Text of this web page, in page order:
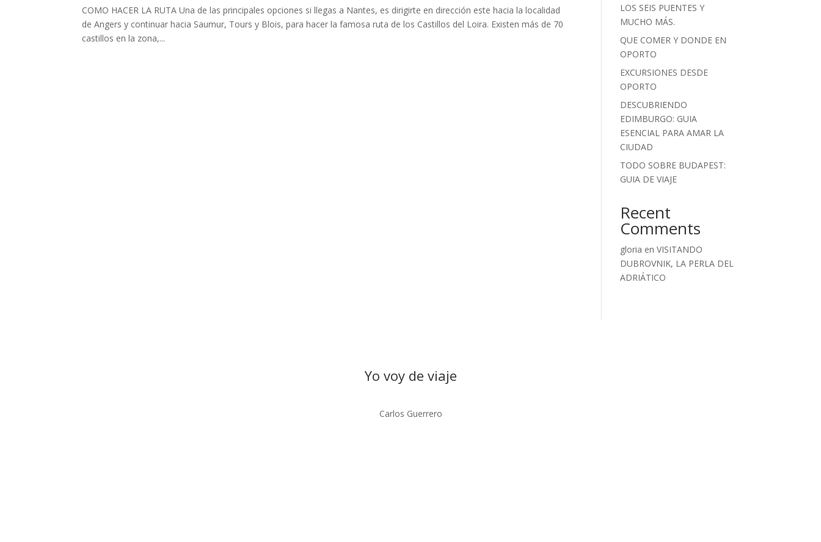
COMO HACER LA RUTA Una de las principales opciones si llegas a Nantes, es dirigirte en dirección este hacia la localidad
de Angers y continuar hacia Saumur, Tours y Blois, para hacer la famosa ruta de los Castillos del Loira. Existen más de 70
castillos en la zona,...
LOS SEIS PUENTES Y
MUCHO MÁS.
QUE COMER Y DONDE EN
OPORTO
EXCURSIONES DESDE
OPORTO
DESCUBRIENDO
EDIMBURGO: GUIA
ESENCIAL PARA AMAR LA
CIUDAD
TODO SOBRE BUDAPEST:
GUIA DE VIAJE
Recent
Comments
gloria enVISITANDO
DUBROVNIK, LA PERLA DEL
ADRIÁTICO
Yo voy de viaje
Carlos Guerrero